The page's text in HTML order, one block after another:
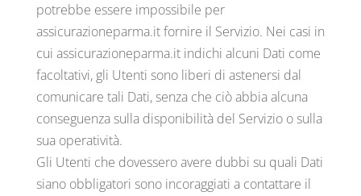
potrebbe essere impossibile per
assicurazioneparma.it fornire il Servizio. Nei casi in
cui assicurazioneparma.it indichi alcuni Dati come
facoltativi, gli Utenti sono liberi di astenersi dal
comunicare tali Dati, senza che ciò abbia alcuna
conseguenza sulla disponibilità del Servizio o sulla
sua operatività.
Gli Utenti che dovessero avere dubbi su quali Dati
siano obbligatori sono incoraggiati a contattare il